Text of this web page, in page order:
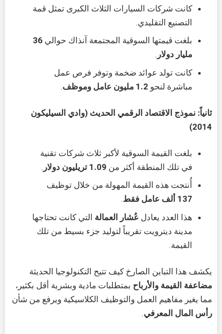
كانت شركات السيارات الثلاث الكبرى تمثل قمة
التصنيع التقليدي.
بلغت قيمتها السوقية المجتمعة آنذاك حوالي 36
مليار دولار .
كانت تولد عوائد ضخمة وتوفر فرص عمل
مباشرة لنحو 1.2 مليون عامل وموظف .
ثانياً: نموذج الاقتصاد الرقمي الحديث (وادي السيليكون
2014)
بلغت القيمة السوقية لأكبر ثلاث شركات تقنية
في تلك المنطقة أكثر من 1.09 تريليون دولار
.
أُنتجت هذه القيمة المهولة من خلال توظيف
137 ألف عامل فقط
.
هذا العدد يعادل عُشار العمالة التي كانت تحتاجها
مدينة ديترويت تقريباً لتوليد جزء بسيط من تلك
القيمة.
يكشف هذا التباين الصارخ كيف تتيح التكنولوجيا الحديثة
مضاعفة القيمة والأرباح بمتطلبات مادية وبشرية أقل بكثير،
مما يغير مفاهيم العمل والتوظيف الكلاسيكية ويرفع من شأن
رأس المال المعرفي.